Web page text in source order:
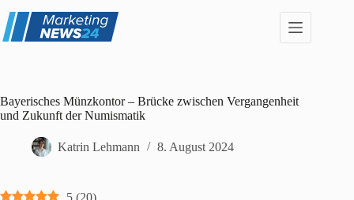
Inhalt
springen
Bayerisches Münzkontor – Brücke zwischen Vergangenheit
und Zukunft der Numismatik
Katrin Lehmann 8. August 2024
5 (20)